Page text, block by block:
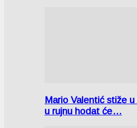
Mario Valentić stiže
u rujnu hodat će…